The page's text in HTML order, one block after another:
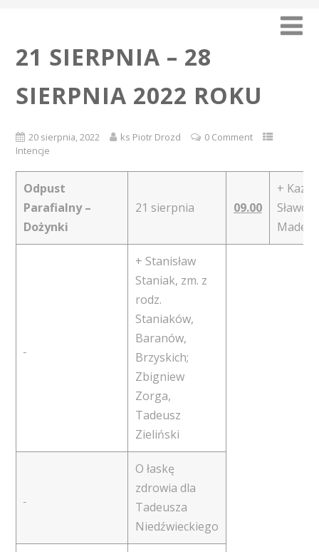
21 SIERPNIA – 28
SIERPNIA 2022 ROKU
20 sierpnia, 2022 ks Piotr Drozd
0 Comment
Intencje
Odpust
Parafialny –
Dożynki
21 sierpnia 09.00
+
Madeja
+ Stanisław
Staniak, zm. z
rodz.
Staniaków,
Baranów,
Brzyskich;
Zbigniew
Zorga,
Tadeusz
Zieliński
O łaskę
zdrowia dla
Tadeusza
Niedźwieckiego